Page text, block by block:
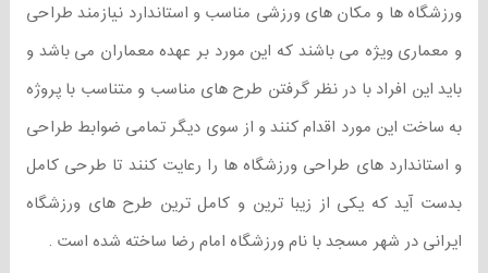
ورزشگاه ها و مکان های ورزشی مناسب و استاندارد نیازمند طراحی
و معماری ویژه می باشند که این مورد بر عهده معماران می باشد و
باید این افراد با در نظر گرفتن طرح های مناسب و متناسب با پروژه
به ساخت این مورد اقدام کنند و از سوی دیگر تمامی ضوابط طراحی
و استاندارد های طراحی ورزشگاه ها را رعایت کنند تا طرحی کامل
بدست آید که یکی از زیبا ترین و کامل ترین طرح های ورزشگاه
ایرانی در شهر مسجد با نام ورزشگاه امام رضا ساخته شده است .